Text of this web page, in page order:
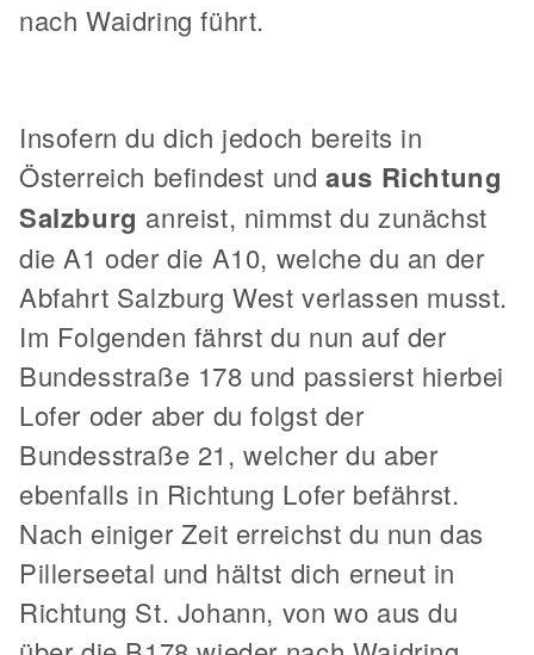
nach Waidring führt.
Insofern du dich jedoch bereits in
Österreich befindest undaus Richtung
Salzburg anreist, nimmst du zunächst
die A1 oder die A10, welche du an der
Abfahrt Salzburg West verlassen musst.
Im Folgenden fährst du nun auf der
Bundesstraße 178 und passierst hierbei
Lofer oder aber du folgst der
Bundesstraße 21, welcher du aber
ebenfalls in Richtung Lofer befährst.
Nach einiger Zeit erreichst du nun das
Pillerseetal und hältst dich erneut in
Richtung St. Johann, von wo aus du